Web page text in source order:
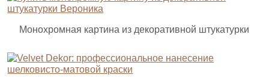
Монохромная картина из декоративной штукатурки